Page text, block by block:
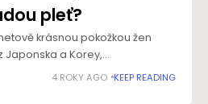
pleť?
krásnou pokožkou žen
Japonska a Korey,
to, že za jejich krásu nemohou
Základní roli hraje
4 ROKY AGO KEEP READING